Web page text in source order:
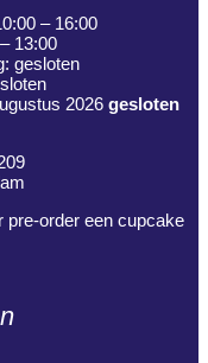
– 16:00
13:00
gesloten
2026 gesloten
pre-order een cupcake